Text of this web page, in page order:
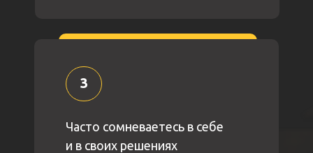
3
Часто сомневаетесь в себе
и в своих решениях